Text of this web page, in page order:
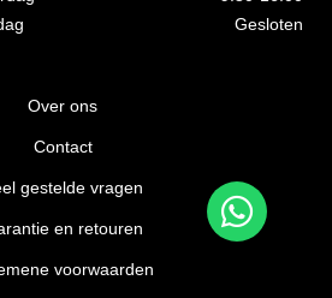
Gesloten
Over ons
Contact
gestelde vragen
en retouren
voorwaarden